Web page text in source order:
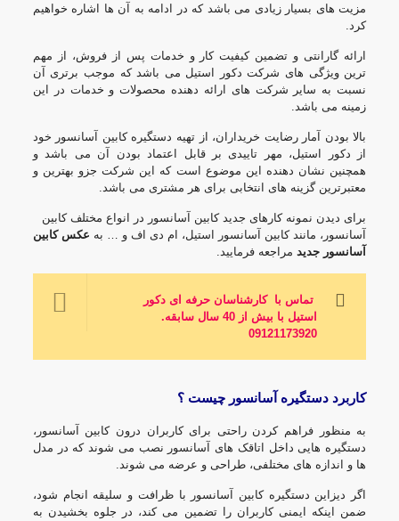
مزیت های بسیار زیادی می باشد که در ادامه به آن ها اشاره خواهیم
کرد.
ارائه گارانتی و تضمین کیفیت کار و خدمات پس از فروش، از مهم
ترین ویژگی های شرکت دکور استیل می باشد که موجب برتری آن
نسبت به سایر شرکت های ارائه دهنده محصولات و خدمات در این
زمینه می باشد.
بالا بودن آمار رضایت خریداران، از تهیه دستگیره کابین آسانسور خود
از دکور استیل، مهر تاییدی بر قابل اعتماد بودن آن می باشد و
همچنین نشان دهنده این موضوع است که این شرکت جزو بهترین و
معتبرترین گزینه های انتخابی برای هر مشتری می باشد.
برای دیدن نمونه کارهای جدید کابین آسانسور در انواع مختلف کابین
آسانسور، مانند کابین آسانسور استیل، ام دی اف و … به عکس کابین
آسانسور جدیدمراجعه فرمایید.
تماس با کارشناسان حرفه ای دکور
استیل با بیش از 40 سال سابقه
.
09121173920
کاربرد دستگیره آسانسور چیست ؟
به منظور فراهم کردن راحتی برای کاربران درون کابین آسانسور،
دستگیره هایی داخل اتاقک های آسانسور نصب می شوند که در مدل
ها و اندازه های مختلفی، طراحی و عرضه می شوند.
اگر دیزاین دستگیره کابین آسانسور با ظرافت و سلیقه انجام شود،
ضمن اینکه ایمنی کاربران را تضمین می کند، در جلوه بخشیدن به